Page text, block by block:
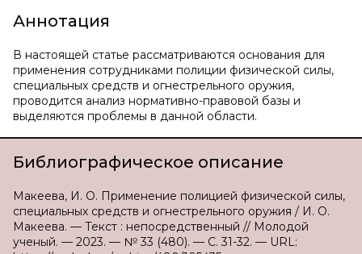
Аннотация
В настоящей статье рассматриваются основания для
применения сотрудниками полиции физической силы,
специальных средств и огнестрельного оружия,
проводится анализ нормативно-правовой базы и
выделяются проблемы в данной области.
Библиографическое описание
Макеева, И. О. Применение полицией физической силы,
специальных средств и огнестрельного оружия / И. О.
Макеева. — Текст : непосредственный // Молодой
ученый. — 2023. — № 33 (480). — С. 31-32. — URL: